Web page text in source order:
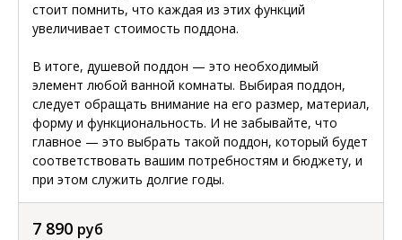
стоит помнить, что каждая из этих функций
увеличивает стоимость поддона.
В итоге, душевой поддон — это необходимый
элемент любой ванной комнаты. Выбирая поддон,
следует обращать внимание на его размер, материал,
форму и функциональность. И не забывайте, что
главное — это выбрать такой поддон, который будет
соответствовать вашим потребностям и бюджету, и
при этом служить долгие годы.
7 890 руб